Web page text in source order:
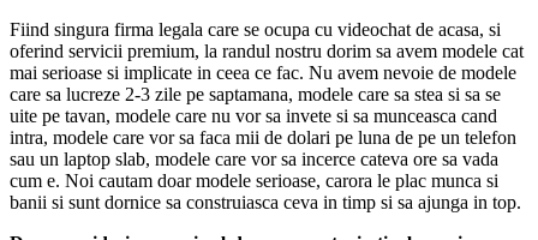
Fiind singura firma legala care se ocupa cu videochat de acasa, si
oferind servicii premium, la randul nostru dorim sa avem modele cat
mai serioase si implicate in ceea ce fac. Nu avem nevoie de modele
care sa lucreze 2-3 zile pe saptamana, modele care sa stea si sa se
uite pe tavan, modele care nu vor sa invete si sa munceasca cand
intra, modele care vor sa faca mii de dolari pe luna de pe un telefon
sau un laptop slab, modele care vor sa incerce cateva ore sa vada
cum e. Noi cautam doar modele serioase, carora le plac munca si
banii si sunt dornice sa construiasca ceva in timp si sa ajunga in top.